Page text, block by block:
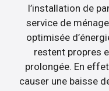
l’installation de
service de
optimisée
restent propres
prolongée. En
causer une baisse